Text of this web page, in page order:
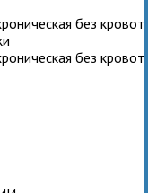
без
без